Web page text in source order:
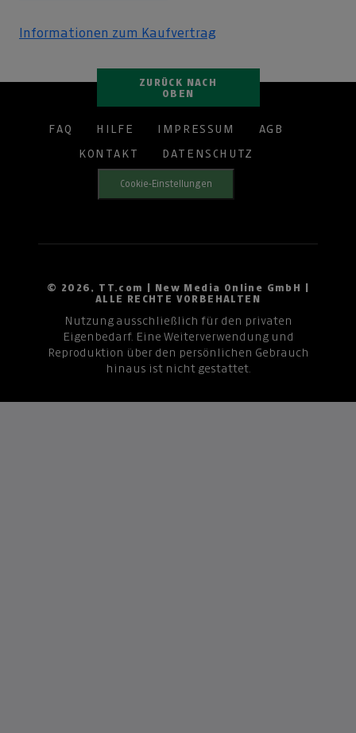
Informationen zum Kaufvertrag
ZURÜCK NACH
OBEN
© 2026, TT.com | New Media Online GmbH |
ALLE RECHTE VORBEHALTEN
Nutzung ausschließlich für den privaten
Eigenbedarf. Eine Weiterverwendung und
Reproduktion über den persönlichen Gebrauch
hinaus ist nicht gestattet.
FAQ HILFE IMPRESSUM AGB
KONTAKT DATENSCHUTZ
Cookie-Einstellungen